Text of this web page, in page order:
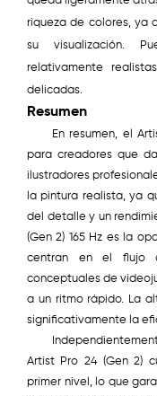
riqueza de colores, ya
su visualización.
relativamente
delicadas.
Resumen
En resumen, el
para creadores que
ilustradores
la pintura realista, ya
del detalle y un
(Gen 2) 165 Hz es la
centran en el flujo
conceptuales de
a un ritmo rápido. La
significativamente la
Artist Pro 24 (Gen 2)
primer nivel, lo que